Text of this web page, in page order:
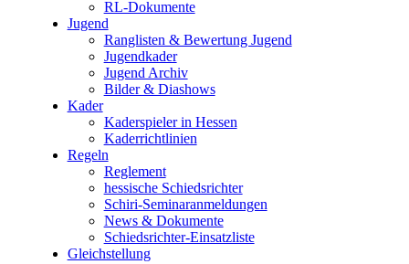
RL-Dokumente
Jugend
Ranglisten & Bewertung Jugend
Jugendkader
Jugend Archiv
Bilder & Diashows
Kader
Kaderspieler in Hessen
Kaderrichtlinien
Regeln
Reglement
hessische Schiedsrichter
Schiri-Seminaranmeldungen
News & Dokumente
Schiedsrichter-Einsatzliste
Gleichstellung